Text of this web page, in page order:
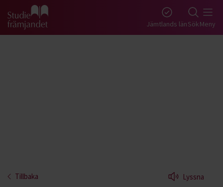
Gå till studiefrämjandets startsida Jämtlands länSökMeny
Tillbaka Lyssna